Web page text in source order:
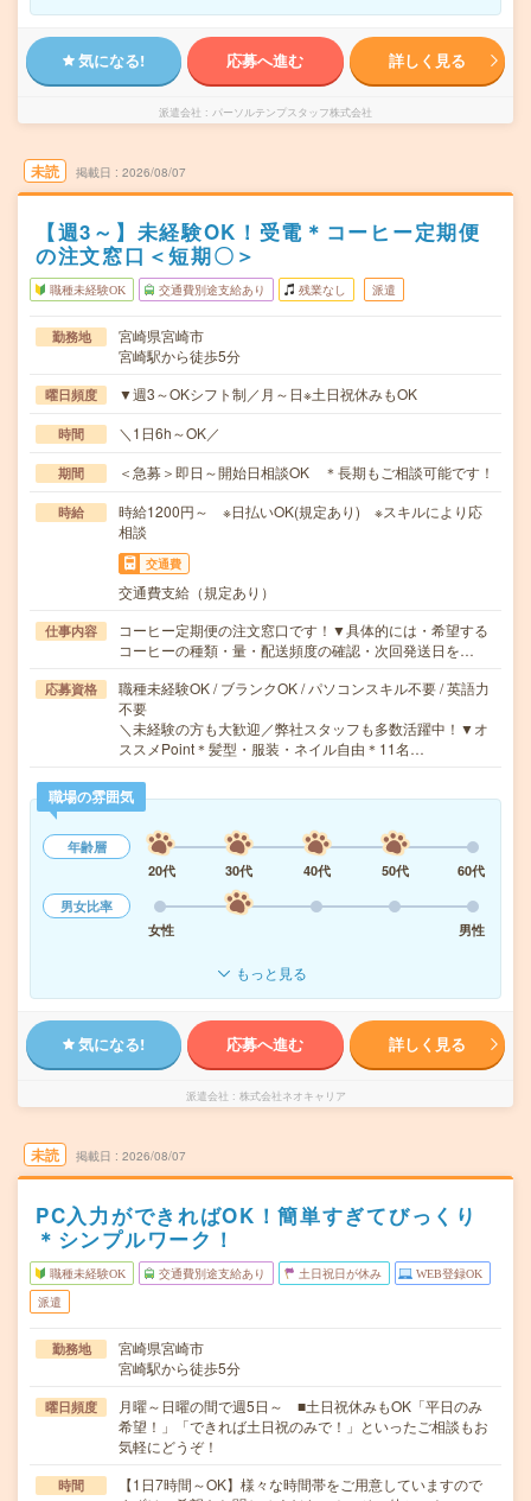
気になる! 応募へ進む 詳しく見る
派遣会社 パーソルテンプスタッフ株式会社
未読 掲載日 2026/08/07
【週3～】未経験OK！受電＊コーヒー定期便
の注文窓口＜短期〇＞
職種未経験OK 交通費別途支給あり 残業なし 派遣
勤務地
宮崎県宮崎市
宮崎駅から徒歩5分
曜日頻度 ▼週3～OKシフト制／月～日※土日祝休みもOK
時間 ＼1日6h～OK／
期間 ＜急募＞即日～開始日相談OK ＊長期もご相談可能です！
時給
時給1200円～ ※日払いOK(規定あり) ※スキルにより応
相談
交通費
交通費支給（規定あり）
仕事内容
コーヒー定期便の注文窓口です！▼具体的には・希望する
コーヒーの種類・量・配送頻度の確認・次回発送日を…
応募資格
職種未経験OK / ブランクOK / パソコンスキル不要 / 英語力
不要
＼未経験の方も大歓迎／弊社スタッフも多数活躍中！▼オ
ススメPoint＊髪型・服装・ネイル自由＊11名…
職場の雰囲気
年齢層
20代
30代 40代 50代
60代
男女比率
女性
男性
もっと見る
気になる! 応募へ進む 詳しく見る
派遣会社 株式会社ネオキャリア
未読 掲載日 2026/08/07
PC入力ができればOK！簡単すぎてびっくり
＊シンプルワーク！
職種未経験OK 交通費別途支給あり 土日祝日が休み WEB登録OK
派遣
勤務地
宮崎県宮崎市
宮崎駅から徒歩5分
曜日頻度
月曜～日曜の間で週5日～ ■土日祝休みもOK「平日のみ
希望！」「できれば土日祝のみで！」といったご相談もお
気軽にどうぞ！
時間
【1日7時間～OK】様々な時間帯をご用意していますので